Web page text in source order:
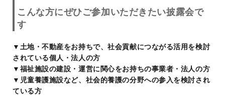
こんな方にぜひご参加いただきたい披露会で
す
▼土地・不動産をお持ちで、社会貢献につながる活用を検討
されている個人・法人の方
▼福祉施設の建設・運営に関心をお持ちの事業者・法人の方
▼児童養護施設など、社会的養護の分野への参入を検討され
ている方